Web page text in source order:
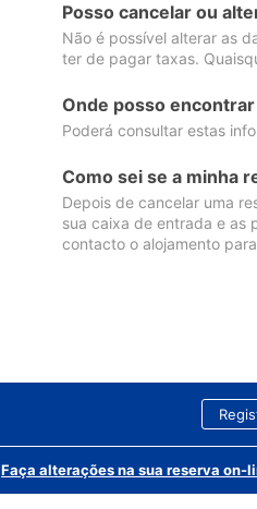
Posso cancelar ou
Não é possível alterar as
ter de pagar taxas.
Onde posso
Poderá consultar estas
Como sei se a minha
Depois de cancelar uma
sua caixa de entrada e as
contacto o alojamento
Faça alterações na sua reserva on-